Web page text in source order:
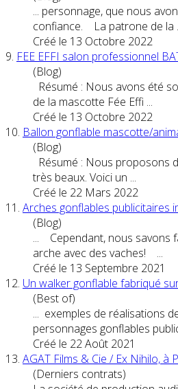
... personnage, que nous
confiance. La patrone de la
Créé le 13 Octobre 2022
9. FEE EFFI salon professionnel
(Blog)
Résumé : Nous avons été
de la mascotte Fée Effi ...
Créé le 13 Octobre 2022
10. Ballon gonflable mascotte/
(Blog)
Résumé : Nous proposons
très beaux. Voici un ...
Créé le 22 Mars 2022
11. Arches gonflables publicitaires
(Blog)
... Cependant, nous savons
arche avec des vaches! ...
Créé le 13 Septembre 2021
12. Un walker gonflable fabriqué
(Best of)
... exemples de réalisations
personnages gonflables
Créé le 22 Août 2021
13. AGAT Films & Cie / Ex Nihilo, à
(Derniers contrats)